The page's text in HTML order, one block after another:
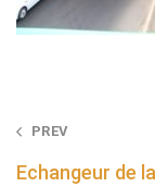
Post
navigation
PREV
Echangeur de